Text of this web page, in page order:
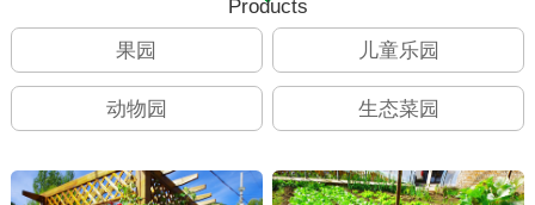
Products
果园
儿童乐园
动物园 生态菜园